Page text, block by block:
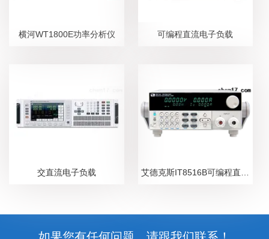
横河WT1800E功率分析仪 可编程直流电子负载
交直流电子负载
如果您有任何问题，请跟我们联系！